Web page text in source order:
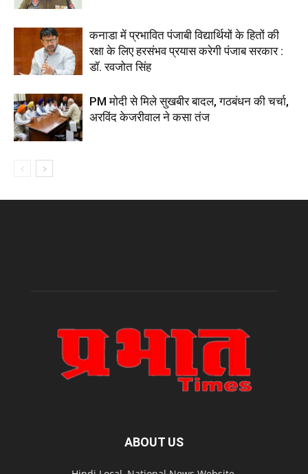
कनाडा में प्रभावित पंजाबी विद्यार्थियों के हितों की
रक्षा के लिए हरसंभव प्रयास करेगी पंजाब सरकार :
डॉ. रवजोत सिंह
PM मोदी से मिले सुखबीर बादल, गठबंधन की चर्चा,
अरविंद केजरीवाल ने कसा तंज
ABOUT US